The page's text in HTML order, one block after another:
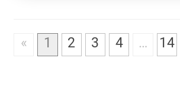
« 1 2 3 4 … 14